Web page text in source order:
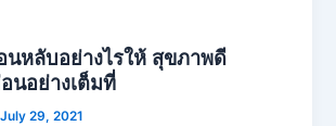
นหลับอย่างไรให้ สุขภาพดี
นอย่างเต็มที่
July 29, 2021